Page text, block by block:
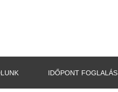
IDŐPONT FOGLALÁS